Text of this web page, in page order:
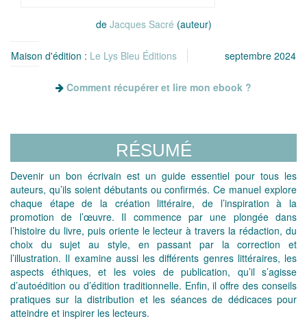
de Jacques Sacré (auteur)
Maison d'édition : Le Lys Bleu Éditions septembre 2024
Comment récupérer et lire mon ebook ?
RÉSUMÉ
Devenir un bon écrivain est un guide essentiel pour tous les
auteurs, qu’ils soient débutants ou confirmés. Ce manuel explore
chaque étape de la création littéraire, de l’inspiration à la
promotion de l’œuvre. Il commence par une plongée dans
l’histoire du livre, puis oriente le lecteur à travers la rédaction, du
choix du sujet au style, en passant par la correction et
l’illustration. Il examine aussi les différents genres littéraires, les
aspects éthiques, et les voies de publication, qu’il s’agisse
d’autoédition ou d’édition traditionnelle. Enfin, il offre des conseils
pratiques sur la distribution et les séances de dédicaces pour
atteindre et inspirer les lecteurs.